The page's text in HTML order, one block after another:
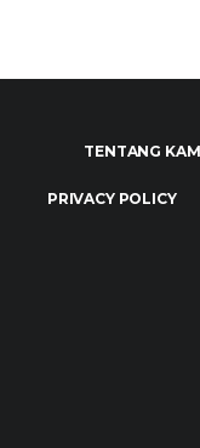
TENTANG
PRIVACY POLICY